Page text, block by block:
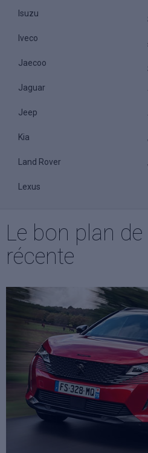
Isuzu
Iveco
Jaecoo
Jaguar
Jeep
Kia
Land Rover
Lexus
Le bon plan de
récente